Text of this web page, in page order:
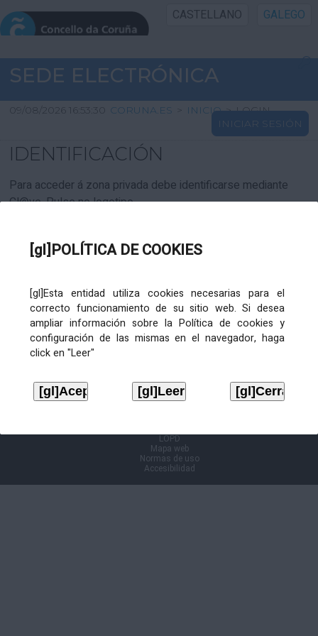
[gl]POLÍTICA DE COOKIES
[gl]Esta entidad utiliza cookies necesarias para el
correcto funcionamiento de su sitio web. Si desea
ampliar información sobre la Política de cookies y
configuración de las mismas en el navegador, haga
click en "Leer"
CASTELLANO GALEGO
INICIO SEDE
INICIO
INFORMACIÓN PÚBLICA
CARTAFOL CIDADÁN
SEDE ELECTRÓNICA
09/08/2026 16:53:30 CORUNA.ES > INICIO > LOGIN
INICIAR SESIÓN
IDENTIFICACIÓN
Para acceder á zona privada debe identificarse mediante
Cl@ve. Pulse no logotipo
LOPD
Mapa web
Normas de uso
Accesibilidad